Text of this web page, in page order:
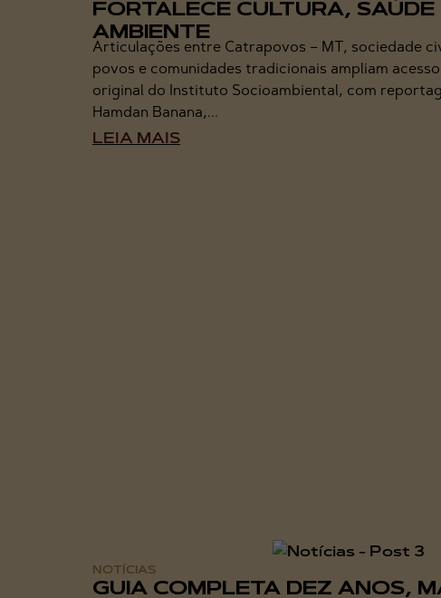
FORTALECE CULTURA, SAÚDE
AMBIENTE
Articulações entre Catrapovos – MT, sociedade
povos e comunidades tradicionais ampliam
original do Instituto Socioambiental, com
Hamdan Banana,...
LEIA MAIS
NOTÍCIAS
GUIA COMPLETA DEZ ANOS,